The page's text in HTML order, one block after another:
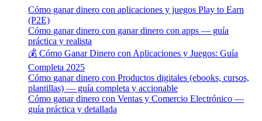
Cómo ganar dinero con aplicaciones y juegos Play to Earn
(P2E)
Cómo ganar dinero con ganar dinero con apps — guía
práctica y realista
💰 Cómo Ganar Dinero con Aplicaciones y Juegos: Guía
Completa 2025
Cómo ganar dinero con Productos digitales (ebooks, cursos,
plantillas) — guía completa y accionable
Cómo ganar dinero con Ventas y Comercio Electrónico —
guía práctica y detallada